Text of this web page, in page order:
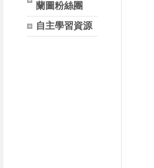
蘭圖粉絲團
自主學習資源